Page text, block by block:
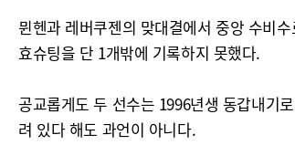
뮌헨과 레버쿠젠의 맞대결에서 중앙 수비
효슈팅을 단 1개밖에 기록하지 못했다.
공교롭게도 두 선수는 1996년생 동갑내기
려 있다 해도 과언이 아니다.